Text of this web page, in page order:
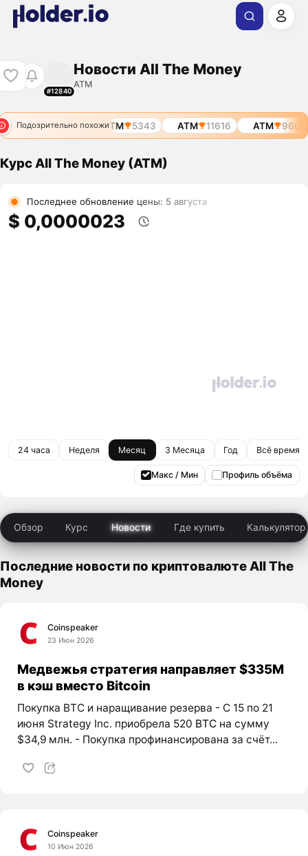
#12840
Новости All The Money
ATM
Подозрительно похожи
ATM 960 ATM 5343 ATM 11616 ATM 960
Курс All The Money (ATM)
Последнее обновление цены: 5 августа
$ 0,0000023
24 часа Неделя Месяц 3 Месяца Год Всё время
Макс / Мин Профиль объёма
Обзор Курс Новости Где купить Калькулятор
Последние новости по криптовалюте All The
Money
Coinspeaker
23 Июн 2026
Медвежья стратегия направляет $335M
в кэш вместо Bitcoin
Покупка BTC и наращивание резерва - С 15 по 21
июня Strategy Inc. приобрела 520 BTCна сумму
$34,9 млн. - Покупка профинансирована за счёт...
Coinspeaker
10 Июн 2026